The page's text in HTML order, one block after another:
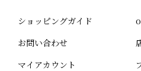
ショッピングガイド
お問い合わせ
マイアカウント